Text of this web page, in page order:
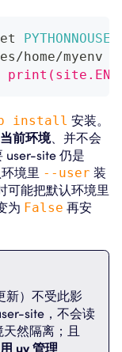
home/myenv
install 安装。
当前环境、并不会
user-site 仍是
境里 --user 装
可能把默认环境里
为 False 再安
新）不受此影
site，不会读
天然隔离；且
用 uv 管理